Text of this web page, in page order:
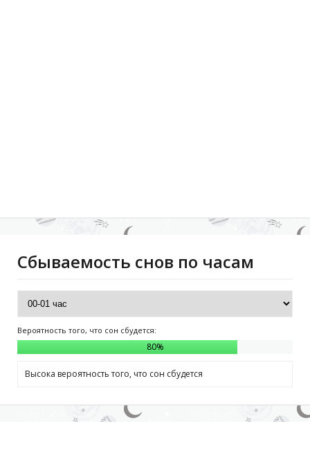
Сбываемость снов по часам
Вероятность того, что сон сбудется:
80%
Высока вероятность того, что сон сбудется